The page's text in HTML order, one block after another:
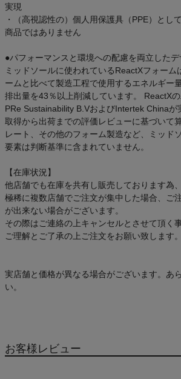
実現
・（高視認性の）個人用保護具（PPE）とし
商品ではありません
●パフォーマンスと環境への配慮を両立したデ
ミッドソールに使われているReactXフォーム
ームと比べて製造工程で使用するエネルギー
排出量を43％以上削減しています。 ReactXの
PRe Sustainability B.VおよびIntertek Chinaが
取得から出荷までの評価レビューに基づいて
レート、その他のフォーム製造など、ミッド
要素は判断基準に含まれていません。
【在庫状況】
他店舗でも在庫を共有し販売しております為、
極稀に複数店舗でご注文が集中した場合、ご
が出来ない場合がございます。
その際はご連絡の上キャンセルとさせて頂く
ご理解とご了承の上ご注文をお願い致します。
実店舗と価格が異なる場合がございます。あ
い。
お客様レビュー